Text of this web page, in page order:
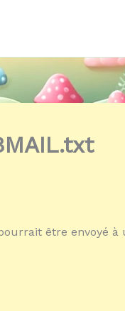
être envoyé à